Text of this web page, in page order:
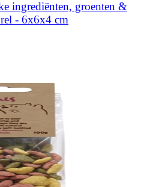
ingrediënten, groenten &
- 6x6x4 cm